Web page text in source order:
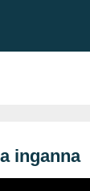
inganna